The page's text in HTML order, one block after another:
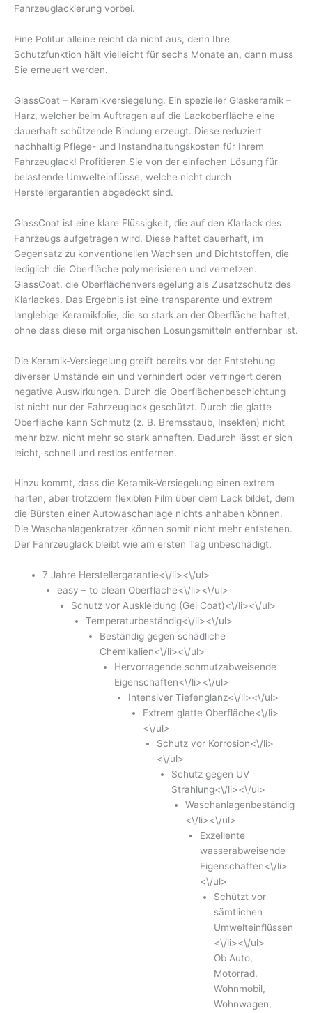
Fahrzeuglackierung vorbei.
Eine Politur alleine reicht da nicht aus, denn Ihre
Schutzfunktion hält vielleicht für sechs Monate an, dann muss
Sie erneuert werden.
GlassCoat – Keramikversiegelung. Ein spezieller Glaskeramik –
Harz, welcher beim Auftragen auf die Lackoberfläche eine
dauerhaft schützende Bindung erzeugt. Diese reduziert
nachhaltig Pflege- und Instandhaltungskosten für Ihrem
Fahrzeuglack! Profitieren Sie von der einfachen Lösung für
belastende Umwelteinflüsse, welche nicht durch
Herstellergarantien abgedeckt sind.
GlassCoat ist eine klare Flüssigkeit, die auf den Klarlack des
Fahrzeugs aufgetragen wird. Diese haftet dauerhaft, im
Gegensatz zu konventionellen Wachsen und Dichtstoffen, die
lediglich die Oberfläche polymerisieren und vernetzen.
GlassCoat, die Oberflächenversiegelung als Zusatzschutz des
Klarlackes. Das Ergebnis ist eine transparente und extrem
langlebige Keramikfolie, die so stark an der Oberfläche haftet,
ohne dass diese mit organischen Lösungsmitteln entfernbar ist.
Die Keramik-Versiegelung greift bereits vor der Entstehung
diverser Umstände ein und verhindert oder verringert deren
negative Auswirkungen. Durch die Oberflächenbeschichtung
ist nicht nur der Fahrzeuglack geschützt. Durch die glatte
Oberfläche kann Schmutz (z. B. Bremsstaub, Insekten) nicht
mehr bzw. nicht mehr so stark anhaften. Dadurch lässt er sich
leicht, schnell und restlos entfernen.
Hinzu kommt, dass die Keramik-Versiegelung einen extrem
harten, aber trotzdem flexiblen Film über dem Lack bildet, dem
die Bürsten einer Autowaschanlage nichts anhaben können.
Die Waschanlagenkratzer können somit nicht mehr entstehen.
Der Fahrzeuglack bleibt wie am ersten Tag unbeschädigt.
7 Jahre Herstellergarantie<\/li><\/ul>
easy – to clean Oberfläche<\/li><\/ul>
Schutz vor Auskleidung (Gel Coat)<\/li><\/ul>
Temperaturbeständig<\/li><\/ul>
Beständig gegen schädliche
Chemikalien<\/li><\/ul>
Hervorragende schmutzabweisende
Eigenschaften<\/li><\/ul>
Intensiver Tiefenglanz<\/li><\/ul>
Extrem glatte Oberfläche<\/li>
<\/ul>
Schutz vor Korrosion<\/li>
<\/ul>
Schutz gegen UV
Strahlung<\/li><\/ul>
Waschanlagenbeständig
<\/li><\/ul>
Exzellente
wasserabweisende
Eigenschaften<\/li>
<\/ul>
Schützt vor
sämtlichen
Umwelteinflüssen
<\/li><\/ul>
Ob Auto,
Motorrad,
Wohnmobil,
Wohnwagen,